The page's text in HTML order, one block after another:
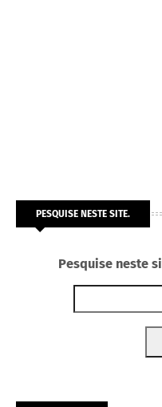
PESQUISE NESTE SITE.
Pesquise neste